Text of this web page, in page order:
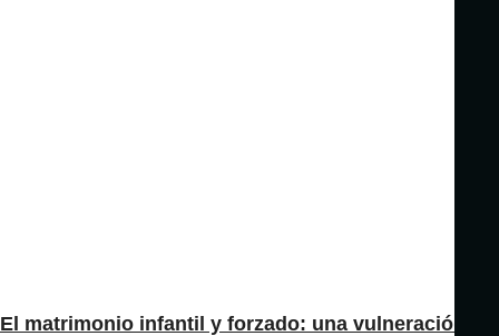
El matrimonio infantil y forzado: una vulneración